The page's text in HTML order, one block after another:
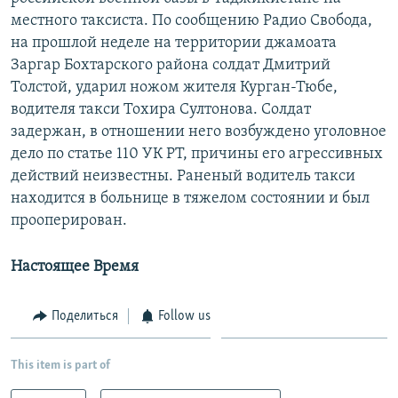
местного таксиста. По сообщению Радио Свобода,
на прошлой неделе на территории джамоата
Заргар Бохтарского района солдат Дмитрий
Толстой, ударил ножом жителя Курган-Тюбе,
водителя такси Тохира Султонова. Солдат
задержан, в отношении него возбуждено уголовное
дело по статье 110 УК РТ, причины его агрессивных
действий неизвестны. Раненый водитель такси
находится в больнице в тяжелом состоянии и был
прооперирован.
Настоящее Время
Поделиться Follow us
This item is part of